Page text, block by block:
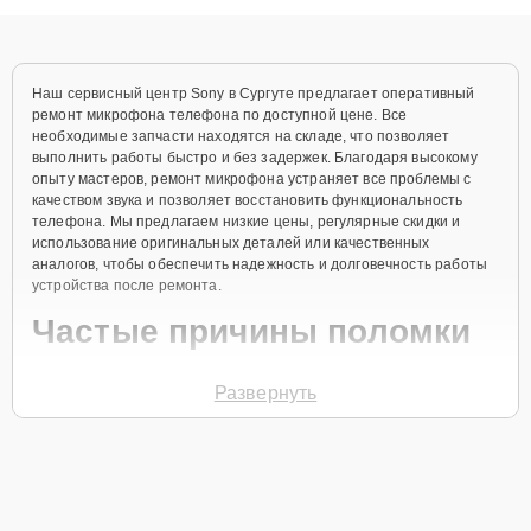
Наш сервисный центр Sony в Сургуте предлагает оперативный
ремонт микрофона телефона по доступной цене. Все
необходимые запчасти находятся на складе, что позволяет
выполнить работы быстро и без задержек. Благодаря высокому
опыту мастеров, ремонт микрофона устраняет все проблемы с
качеством звука и позволяет восстановить функциональность
телефона. Мы предлагаем низкие цены, регулярные скидки и
использование оригинальных деталей или качественных
аналогов, чтобы обеспечить надежность и долговечность работы
устройства после ремонта.
Частые причины поломки
Попадание влаги внутрь корпуса.
Механические повреждения устройства.
Развернуть